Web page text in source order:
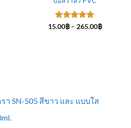
ให้คะแนน
15.00฿ – 265.00฿Price
า SN-505 สีขาว และ แบบใส